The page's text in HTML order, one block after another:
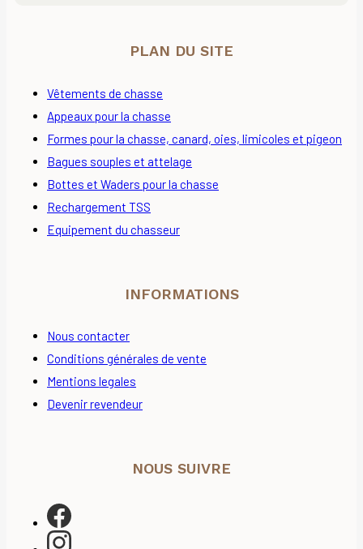
PLAN DU SITE
Vêtements de chasse
Appeaux pour la chasse
Formes pour la chasse, canard, oies, limicoles et pigeon
Bagues souples et attelage
Bottes et Waders pour la chasse
Rechargement TSS
Equipement du chasseur
INFORMATIONS
Nous contacter
Conditions générales de vente
Mentions legales
Devenir revendeur
NOUS SUIVRE